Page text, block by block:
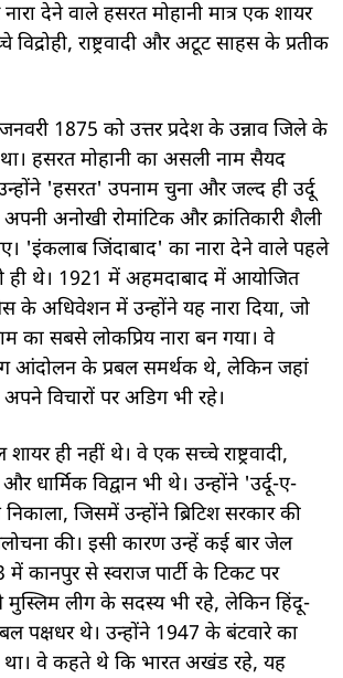
देने वाले हसरत मोहानी मात्र एक शायर
राष्ट्रवादी और अटूट साहस के प्रतीक
1875 को उत्तर प्रदेश के उन्नाव जिले के
हसरत मोहानी का असली नाम सैयद
'हसरत' उपनाम चुना और जल्द ही उर्दू
अनोखी रोमांटिक और क्रांतिकारी शैली
'इंकलाब जिंदाबाद' का नारा देने वाले पहले
ही थे। 1921 में अहमदाबाद में आयोजित
के अधिवेशन में उन्होंने यह नारा दिया, जो
का सबसे लोकप्रिय नारा बन गया। वे
आंदोलन के प्रबल समर्थक थे, लेकिन जहां
विचारों पर अडिग भी रहे।
ही नहीं थे। वे एक सच्चे राष्ट्रवादी,
और धार्मिक विद्वान भी थे। उन्होंने 'उर्दू-ए-
जिसमें उन्होंने ब्रिटिश सरकार की
की। इसी कारण उन्हें कई बार जेल
में कानपुर से स्वराज पार्टी के टिकट पर
मुस्लिम लीग के सदस्य भी रहे, लेकिन हिंदू-
पक्षधर थे। उन्होंने 1947 के बंटवारे का
था। वे कहते थे कि भारत अखंड रहे, यह